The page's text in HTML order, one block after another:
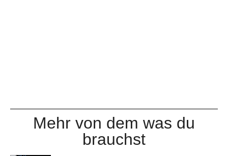
Mehr von dem was du
brauchst